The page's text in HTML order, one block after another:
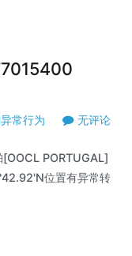
常行为 无评论
PORTUGAL]
位置有异常转